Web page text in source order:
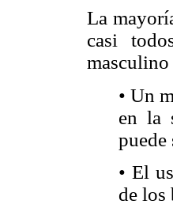
La
casi
masculino
• Un
en la
puede
• El
de los